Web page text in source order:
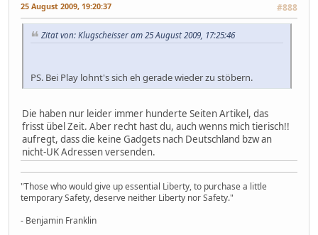
25 August 2009, 19:20:37 #888
Zitat von: Klugscheisser am 25 August 2009, 17:25:46
PS. Bei Play lohnt's sich eh gerade wieder zu stöbern.
Die haben nur leider immer hunderte Seiten Artikel, das
frisst übel Zeit. Aber recht hast du, auch wenns mich tierisch!!
aufregt, dass die keine Gadgets nach Deutschland bzw an
nicht-UK Adressen versenden.
"Those who would give up essential Liberty, to purchase a little
temporary Safety, deserve neither Liberty nor Safety."
- Benjamin Franklin